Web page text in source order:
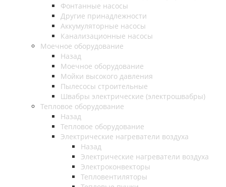
Фонтанные насосы
Другие принадлежности
Аккумуляторные насосы
Канализационные насосы
Моечное оборудование
Назад
Моечное оборудование
Мойки высокого давления
Пылесосы строительные
Швабры электрические (электрошвабры)
Тепловое оборудование
Назад
Тепловое оборудование
Электрические нагреватели воздуха
Назад
Электрические нагреватели воздуха
Электроконвекторы
Тепловентиляторы